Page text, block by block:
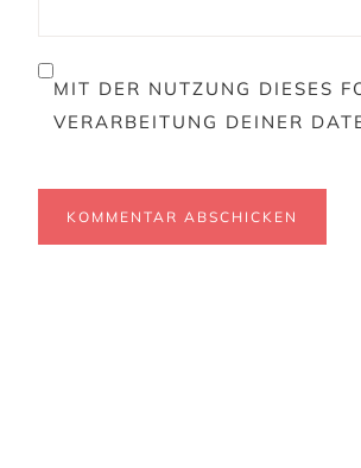
MIT DER NUTZUNG DIESES
VERARBEITUNG DEINER